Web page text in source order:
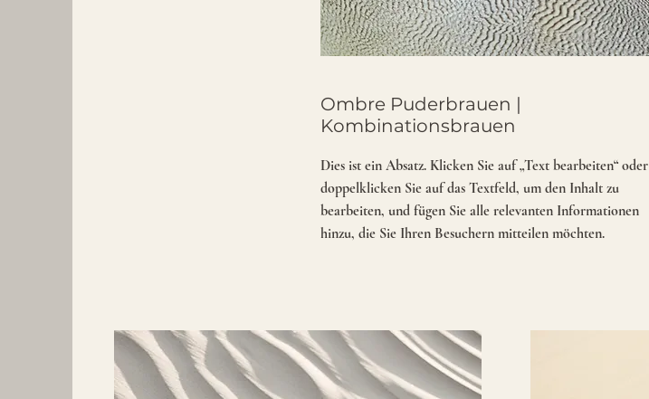
Ombre Puderbrauen |
Kombinationsbrauen
Dies ist ein Absatz. Klicken Sie auf „Text bearbeiten“ oder
doppelklicken Sie auf das Textfeld, um den Inhalt zu
bearbeiten, und fügen Sie alle relevanten Informationen
hinzu, die Sie Ihren Besuchern mitteilen möchten.